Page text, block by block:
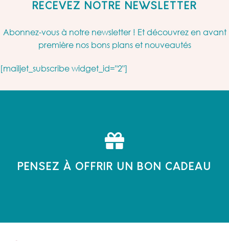
RECEVEZ NOTRE NEWSLETTER
Abonnez-vous à notre newsletter ! Et découvrez en avant
première nos bons plans et nouveautés
[mailjet_subscribe widget_id="2"]
PENSEZ À OFFRIR UN BON CADEAU